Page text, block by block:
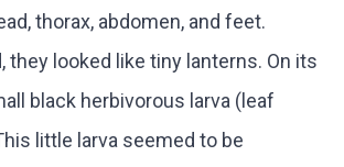
thorax, abdomen, and feet.
they looked like tiny lanterns. On its
black herbivorous larva (leaf
little larva seemed to be